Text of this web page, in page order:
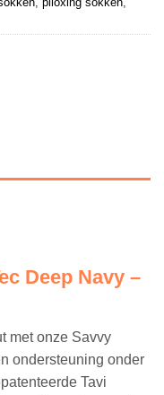
Deep Navy –
met onze Savvy
ondersteuning onder
Tavi